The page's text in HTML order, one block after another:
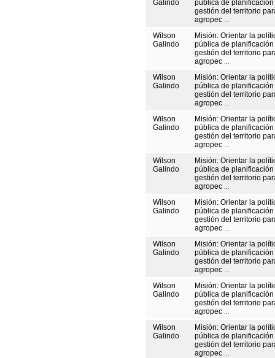
Galindo
pública de
gestión del territorio
agropec
Wilson
Galindo
Misión: Orientar la
pública de
gestión del territorio
agropec
Wilson
Galindo
Misión: Orientar la
pública de
gestión del territorio
agropec
Wilson
Galindo
Misión: Orientar la
pública de
gestión del territorio
agropec
Wilson
Galindo
Misión: Orientar la
pública de
gestión del territorio
agropec
Wilson
Galindo
Misión: Orientar la
pública de
gestión del territorio
agropec
Wilson
Galindo
Misión: Orientar la
pública de
gestión del territorio
agropec
Wilson
Galindo
Misión: Orientar la
pública de
gestión del territorio
agropec
Wilson
Galindo
Misión: Orientar la
pública de
gestión del territorio
agropec